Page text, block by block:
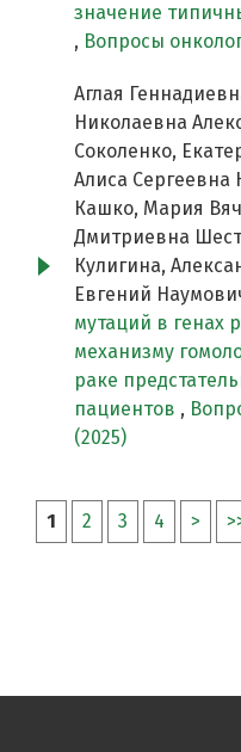
значение
, Вопросы
Аглая
Николаевна
Соколенко,
Алиса Сергеевна
Кашко, Мария
Дмитриевна
Кулигина,
Евгений
мутаций в генах
механизму
раке
пациентов ,
(2025)
1 2 3 4 >